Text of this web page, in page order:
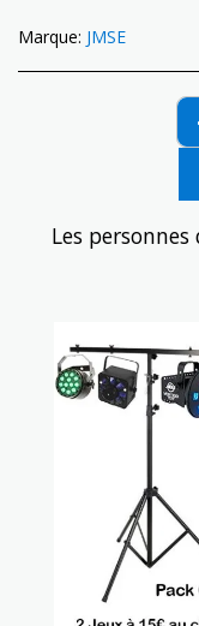
Marque: JMSE
Les